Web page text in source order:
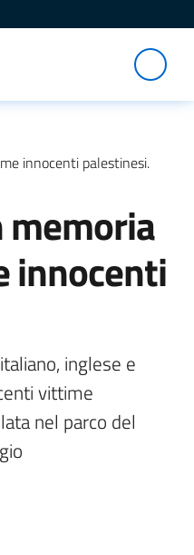
innocenti palestinesi.
memoria
innocenti
inglese e
vittime
nel parco del